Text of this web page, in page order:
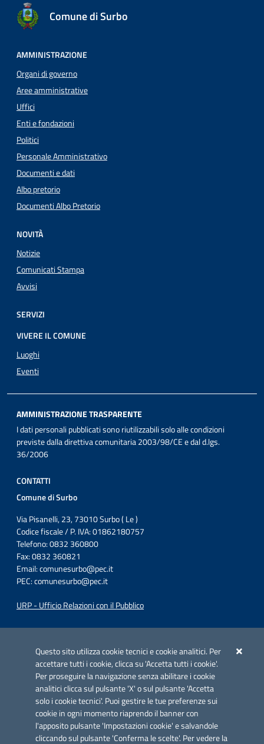
Questo sito utilizza cookie tecnici e cookie analitici. Per
accettare tutti i cookie, clicca su 'Accetta tutti i cookie'.
Per proseguire la navigazione senza abilitare i cookie
analitici clicca sul pulsante 'X' o sul pulsante 'Accetta
solo i cookie tecnici'. Puoi gestire le tue preferenze sui
cookie in ogni momento riaprendo il banner con
l'apposito pulsante 'Impostazioni cookie' e salvandole
cliccando sul pulsante 'Conferma le scelte'. Per vedere la
Comune di Surbo
AMMINISTRAZIONE
Organi di governo
Aree amministrative
Uffici
Enti e fondazioni
Politici
Personale Amministrativo
Documenti e dati
Albo pretorio
Documenti Albo Pretorio
NOVITÀ
Notizie
Comunicati Stampa
Avvisi
SERVIZI
VIVERE IL COMUNE
Luoghi
Eventi
AMMINISTRAZIONE TRASPARENTE
I dati personali pubblicati sono riutilizzabili solo alle condizioni
previste dalla direttiva comunitaria 2003/98/CE e dal d.lgs.
36/2006
CONTATTI
Comune di Surbo
Via Pisanelli, 23, 73010 Surbo ( Le )
Codice fiscale / P. IVA: 01862180757
Telefono: 0832 360800
Fax: 0832 360821
Email:comunesurbo@pec.it
PEC:comunesurbo@pec.it
URP - Ufficio Relazioni con il Pubblico
Azione 2.3.
Link utili
Informativa privacy